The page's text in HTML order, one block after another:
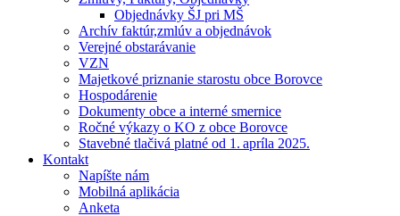
Objednávky ŠJ pri MŠ
Archív faktúr,zmlúv a objednávok
Verejné obstarávanie
VZN
Majetkové priznanie starostu obce Borovce
Hospodárenie
Dokumenty obce a interné smernice
Ročné výkazy o KO z obce Borovce
Stavebné tlačivá platné od 1. apríla 2025.
Kontakt
Napíšte nám
Mobilná aplikácia
Anketa